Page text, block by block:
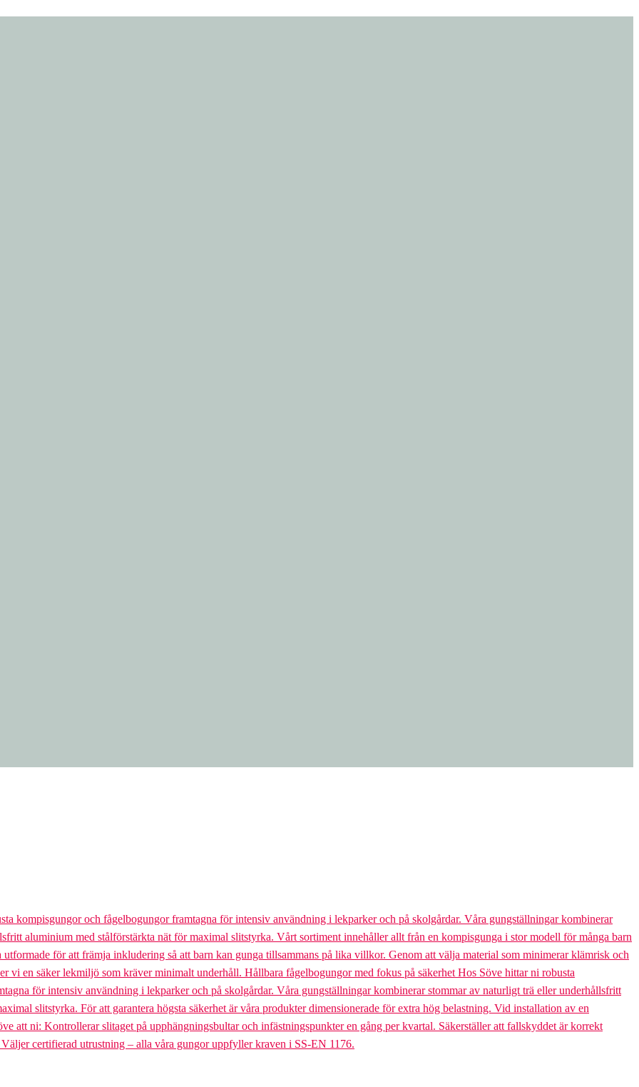
kompisgungor och fågelbogungor framtagna för intensiv användning i lekparker och på skolgårdar. Våra gungställningar kombinerar
aluminium med stålförstärkta nät för maximal slitstyrka. Vårt sortiment innehåller allt från en kompisgunga i stor modell för många barn
för att främja inkludering så att barn kan gunga tillsammans på lika villkor. Genom att välja material som minimerar klämrisk och
vi en säker lekmiljö som kräver minimalt underhåll. Hållbara fågelbogungor med fokus på säkerhet Hos Söve hittar ni robusta
för intensiv användning i lekparker och på skolgårdar. Våra gungställningar kombinerar stommar av naturligt trä eller underhållsfritt
slitstyrka. För att garantera högsta säkerhet är våra produkter dimensionerade för extra hög belastning. Vid installation av en
att ni: Kontrollerar slitaget på upphängningsbultar och infästningspunkter en gång per kvartal. Säkerställer att fallskyddet är korrekt
certifierad utrustning – alla våra gungor uppfyller kraven i SS-EN 1176.